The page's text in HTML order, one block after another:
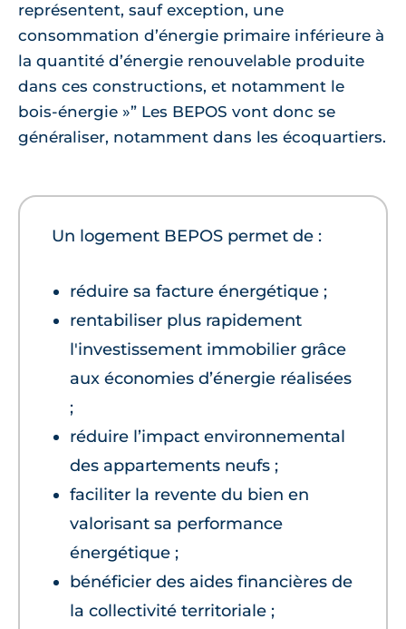
représentent, sauf exception, une
consommation d’énergie primaire inférieure à
la quantité d’énergie renouvelable produite
dans ces constructions, et notamment le
bois-énergie »” Les BEPOS vont donc se
généraliser, notamment dans les écoquartiers.
Un logement BEPOS permet de :
réduire sa facture énergétique ;
rentabiliser plus rapidement
l'investissement immobilier grâce
aux économies d’énergie réalisées
;
réduire l’impact environnemental
des appartements neufs ;
faciliter la revente du bien en
valorisant sa performance
énergétique ;
bénéficier des aides financières de
la collectivité territoriale ;